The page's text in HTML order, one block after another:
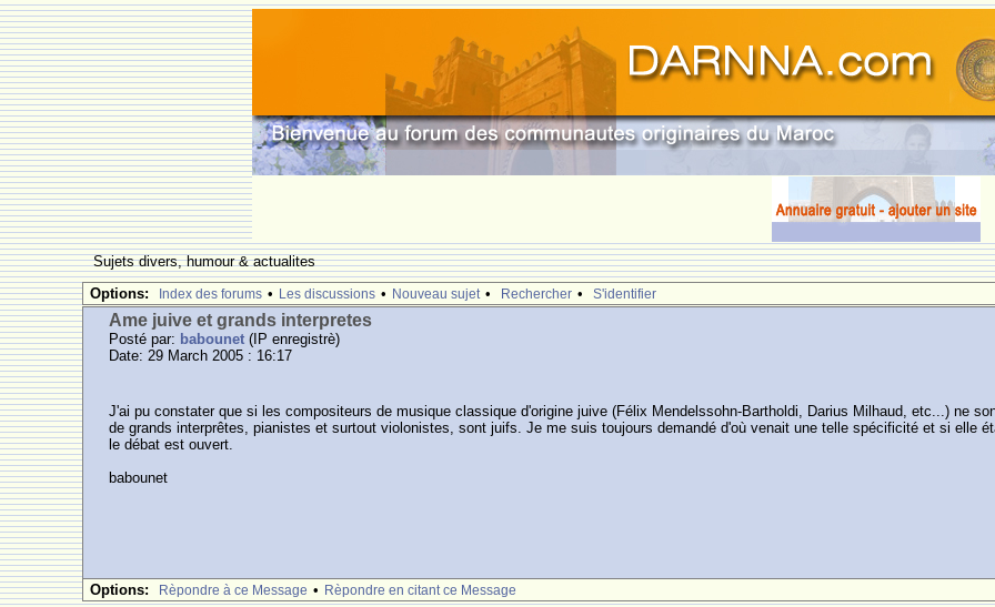
Sujets divers, humour & actualites
Options:
Index des forums • Les discussions • Nouveau sujet • Rechercher • S'identifier
Ame juive et grands interpretes
Posté par: babounet (IP enregistrè)
Date: 29 March 2005 : 16:17
J'ai pu constater que si les compositeurs de musique classique d'origine juive (Félix Mendelssohn-Bartholdi, Darius Milhaud, etc...) ne
de grands interprêtes, pianistes et surtout violonistes, sont juifs. Je me suis toujours demandé d'où venait une telle spécificité et si elle
le débat est ouvert.
babounet
Options: Rèpondre à ce Message • Rèpondre en citant ce Message